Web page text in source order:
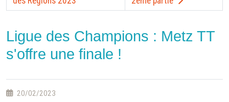
Ligue des Champions : Metz TT
s'offre une finale !
20/02/2023